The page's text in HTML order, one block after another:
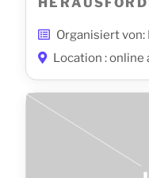
Organisiert
Location :